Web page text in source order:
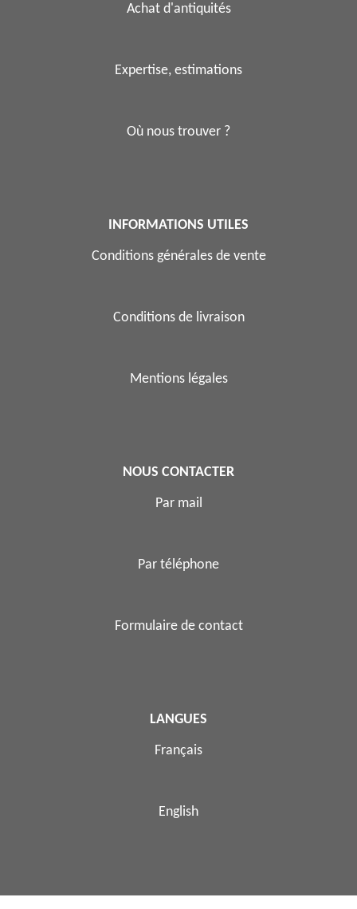
Achat d'antiquités
Expertise, estimations
Où nous trouver ?
INFORMATIONS UTILES
Conditions générales de vente
Conditions de livraison
Mentions légales
NOUS CONTACTER
Par mail
Par téléphone
Formulaire de contact
LANGUES
Français
English